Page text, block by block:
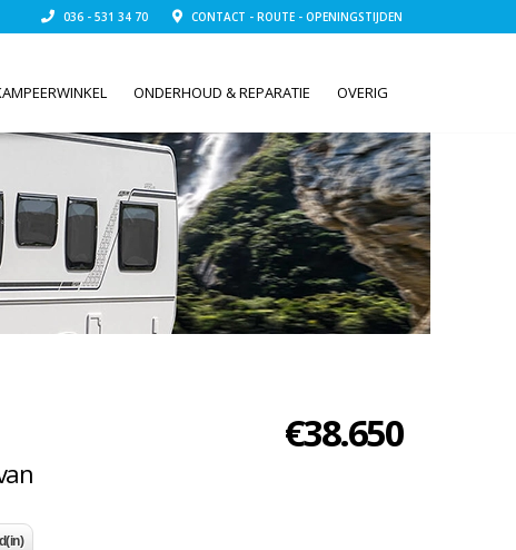
036 - 531 34 70 CONTACT - ROUTE - OPENINGSTIJDEN
ONDERHOUD & REPARATIE OVERIG
€38.650